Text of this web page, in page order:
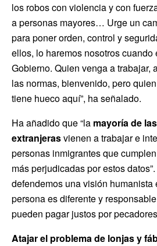
los robos con violencia y con
a personas mayores… Urge un
para poner orden, control y
ellos, lo haremos nosotros cuando
Gobierno. Quien venga a trabajar,
las normas, bienvenido, pero
tiene hueco aquí”, ha señalado.
Ha añadido que “la mayoría de
extranjerasvienen a trabajar e
personas inmigrantes que
más perjudicadas por estos
defendemos una visión humanista
persona es diferente y
pueden pagar justos por
Atajar el problema de lonjas y